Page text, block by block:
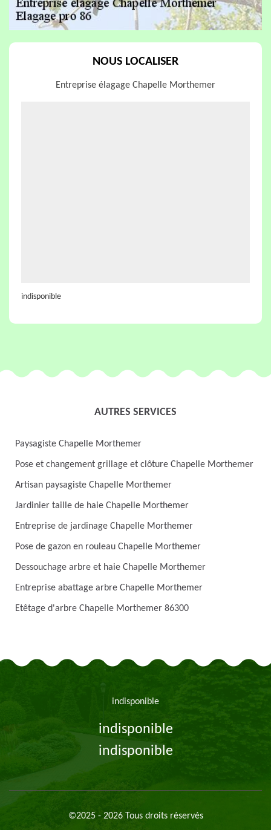
NOUS LOCALISER
Entreprise élagage Chapelle Morthemer
indisponible
AUTRES SERVICES
Paysagiste Chapelle Morthemer
Pose et changement grillage et clôture Chapelle Morthemer
Artisan paysagiste Chapelle Morthemer
Jardinier taille de haie Chapelle Morthemer
Entreprise de jardinage Chapelle Morthemer
Pose de gazon en rouleau Chapelle Morthemer
Dessouchage arbre et haie Chapelle Morthemer
Entreprise abattage arbre Chapelle Morthemer
Etêtage d'arbre Chapelle Morthemer 86300
indisponible
indisponible
indisponible
©2025 - 2026 Tous droits réservés